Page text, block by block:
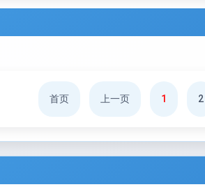
首页 上一页 1 2